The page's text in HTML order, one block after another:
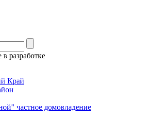
разработке
Край
частное домовладение